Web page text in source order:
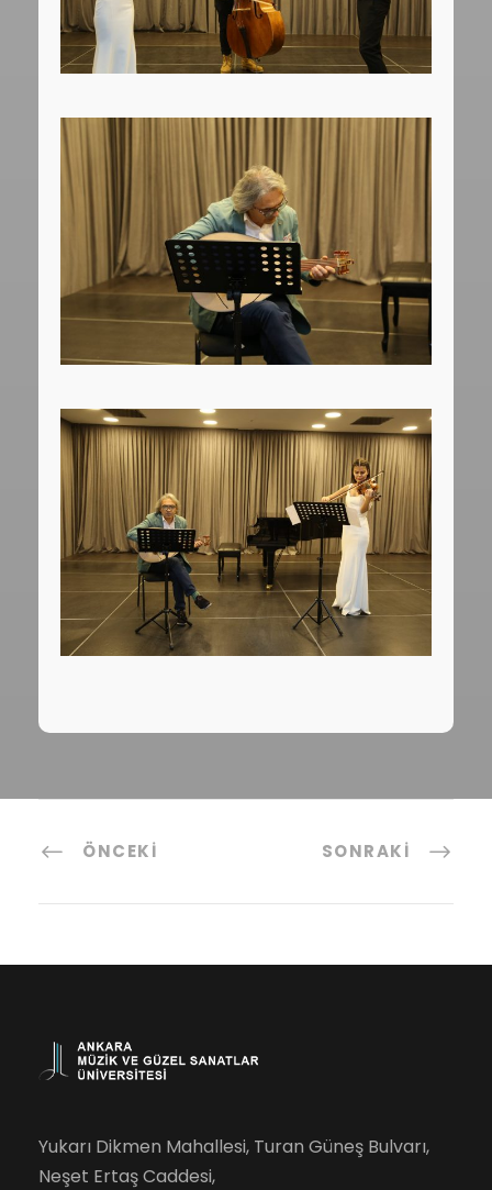
ÖNCEKI SONRAKI
Yukarı Dikmen Mahallesi, Turan Güneş Bulvarı,
Neşet Ertaş Caddesi,